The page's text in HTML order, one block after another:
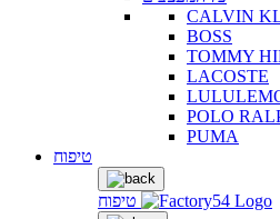
CALVIN
BOSS
TOMMY
LACOSTE
POLO
PUMA
טיפוח
טיפוח